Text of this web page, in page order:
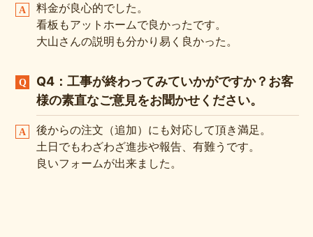
料金が良心的でした。
看板もアットホームで良かったです。
大山さんの説明も分かり易く良かった。
Q4：工事が終わってみていかがですか？お客
様の素直なご意見をお聞かせください。
後からの注文（追加）にも対応して頂き満足。
土日でもわざわざ進歩や報告、有難うです。
良いフォームが出来ました。